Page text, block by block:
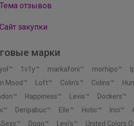
Тема отзывов
Сайт закупки
марки
1v1y™ markafoni™ morhipo™
Mood™
Loft™ Colin's™ Colins™
Happiness™ Levis™ Dockers™
Deripabuc™ Elle™ Hotic™ Inci™
Dogo™ Levi's™ United Colors